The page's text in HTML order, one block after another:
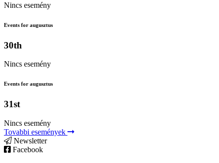
Nincs esemény
Events for augusztus
30th
Nincs esemény
Events for augusztus
31st
Nincs esemény
Tovabbi események
Newsletter
Facebook